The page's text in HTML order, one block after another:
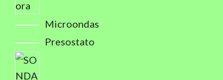
Microondas
Presostato